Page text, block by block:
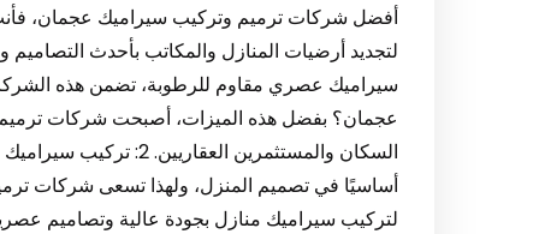
أفضل شركات ترميم وتركيب سيراميك عجمان،
لتجديد أرضيات المنازل والمكاتب بأحدث التصاميم
سيراميك عصري مقاوم للرطوبة، تضمن هذه
عجمان؟ بفضل هذه الميزات، أصبحت شركات ترميم
السكان والمستثمرين
أساسيًا في تصميم المنزل، ولهذا تسعى شركات
لتركيب سيراميك منازل بجودة عالية وتصاميم